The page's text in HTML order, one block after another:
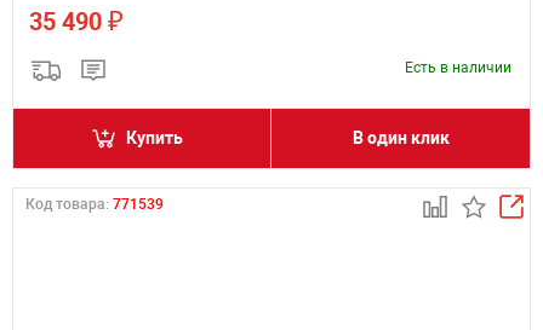
35 490 ₽
Есть в наличии
Купить В один клик
Код товара: 771539